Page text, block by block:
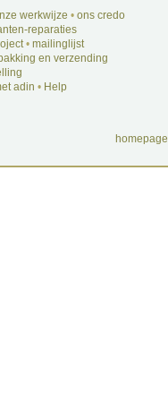
werkwijze • ons credo
reparaties
• mailinglijst
en verzending
adin • Help
homepage